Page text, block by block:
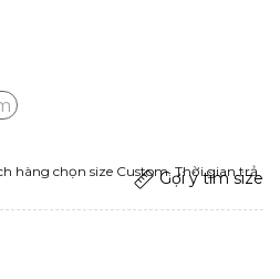
hàng chọn size Custom. Thời gian trả
Gợi ý tìm size